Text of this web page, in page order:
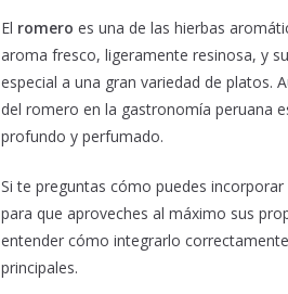
El romero es una de las hierbas
aroma fresco, ligeramente resinosa, y
especial a una gran variedad de platos.
del romero en la gastronomía peruana
profundo y perfumado.
Si te preguntas cómo puedes
para que aproveches al máximo sus
entender cómo integrarlo
principales.